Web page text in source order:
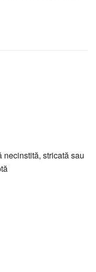
necinstită, stricată sau